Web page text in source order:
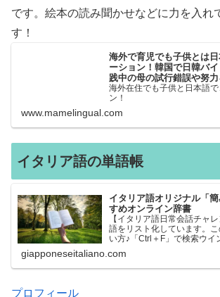
です。絵本の読み聞かせなどに力を入れ
す！
海外で育児でも子供とは
ーション！韓国で日韓バ
践中の母の試行錯誤や努力
海外在住でも子供と日本語
ン！
www.mamelingual.com
イタリア語の単語帳
イタリア語オリジナル「
すめオンライン辞書
【イタリア語日常会話チャ
語をリスト化しています。
い方♪「Ctrl＋F」で検索ウイ
知りたい単語を探すことが
→日本語、日本語→イタリ
できるので、良…
giapponeseitaliano.com
プロフィール